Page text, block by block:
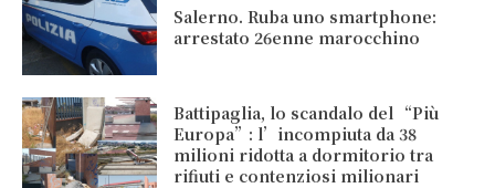
Salerno. Ruba uno smartphone:
arrestato 26enne marocchino
Battipaglia, lo scandalo del “Più
Europa”: l’incompiuta da 38
milioni ridotta a dormitorio tra
rifiuti e contenziosi milionari